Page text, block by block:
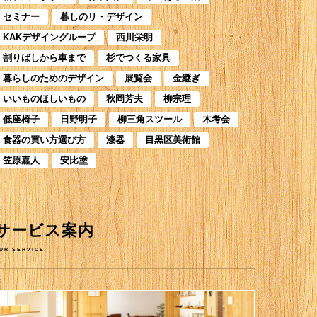
セミナー
暮しのリ・デザイン
KAKデザイングループ
西川栄明
割りばしから車まで
杉でつくる家具
暮らしのためのデザイン
展覧会
金継ぎ
いいものほしいもの
秋岡芳夫
柳宗理
低座椅子
日野明子 柳三角スツール
木考会
食器の買い方選び方
漆器
目黒区美術館
笠原嘉人
安比塗
ービス案内
SERVICE